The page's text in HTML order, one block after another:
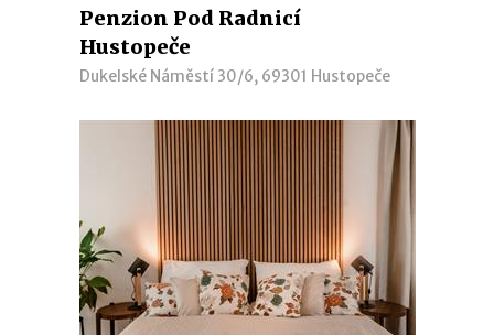
Penzion Pod Radnicí
Hustopeče
Dukelské Náměstí 30/6, 69301 Hustopeče